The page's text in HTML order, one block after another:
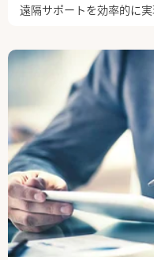
遠隔サポートを効率的に